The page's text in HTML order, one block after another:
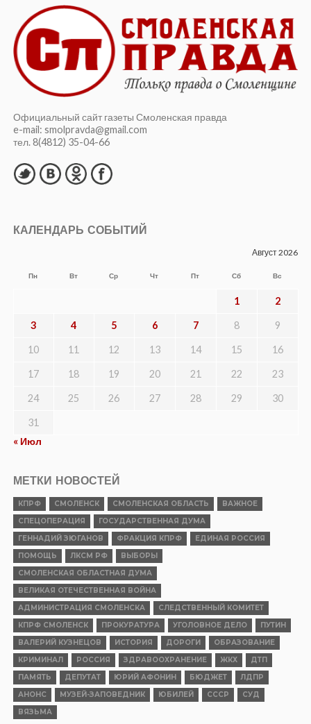
Официальный сайт газеты Смоленская правда
e-mail: smolpravda@gmail.com
тел. 8(4812) 35-04-66
КАЛЕНДАРЬ СОБЫТИЙ
Август 2026
Пн Вт Ср Чт Пт Сб Вс
1 2
3 4 5 6 7 8 9
10 11 12 13 14 15 16
17 18 19 20 21 22 23
24 25 26 27 28 29 30
31
« Июл
МЕТКИ НОВОСТЕЙ
КПРФ СМОЛЕНСК СМОЛЕНСКАЯ ОБЛАСТЬ
ВАЖНОЕ
СПЕЦОПЕРАЦИЯ
ГОСУДАРСТВЕННАЯ ДУМА
ГЕННАДИЙ ЗЮГАНОВ
ФРАКЦИЯ КПРФ
ЕДИНАЯ РОССИЯ
ПОМОЩЬ
ЛКСМ РФ
ВЫБОРЫ
СМОЛЕНСКАЯ ОБЛАСТНАЯ ДУМА
ВЕЛИКАЯ ОТЕЧЕСТВЕННАЯ ВОЙНА
АДМИНИСТРАЦИЯ СМОЛЕНСКА
СЛЕДСТВЕННЫЙ КОМИТЕТ
КПРФ СМОЛЕНСК
ПРОКУРАТУРА УГОЛОВНОЕ ДЕЛО
ПУТИН
ВАЛЕРИЙ КУЗНЕЦОВ
ИСТОРИЯ ДОРОГИ
ОБРАЗОВАНИЕ
КРИМИНАЛ
РОССИЯ ЗДРАВООХРАНЕНИЕ ЖКХ
ДТП
ПАМЯТЬ
ДЕПУТАТ ЮРИЙ АФОНИН БЮДЖЕТ
ЛДПР
АНОНС
МУЗЕЙ-ЗАПОВЕДНИК ЮБИЛЕЙ СССР
СУД
ВЯЗЬМА